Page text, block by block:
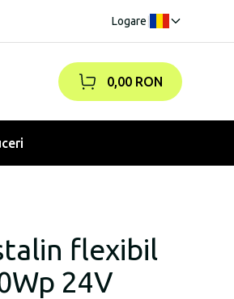
Logare
0,00 RON
flexibil
24V